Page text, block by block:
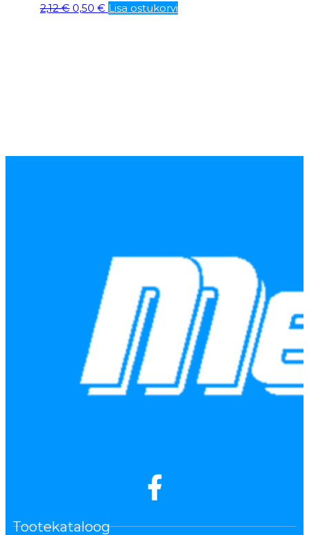
2,12€ Algne
0,50 € Current
Lisa ostukorvi
Tootekataloog